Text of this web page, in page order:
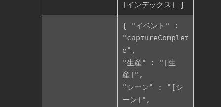
[インデックス] }
{ "イベント" :
"captureComplet
e",
"生産" : "[生
産]",
"シーン" : "[シ
ーン]",